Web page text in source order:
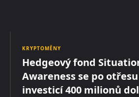
KRYPTOMĚNY
Hedgeový fond
Awareness se po
investicí 400 milionů